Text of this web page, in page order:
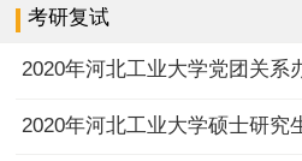
考研复试